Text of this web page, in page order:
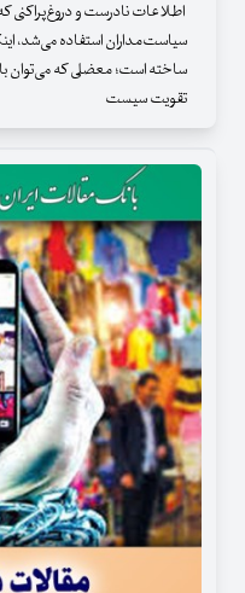
اطلاعات نادرست و دروغ‌پراکنی
سیاست‌مداران استفاده‌ می‌شد،
ساخته‌ است؛ معضلی که می‌توان
تقویت سیست